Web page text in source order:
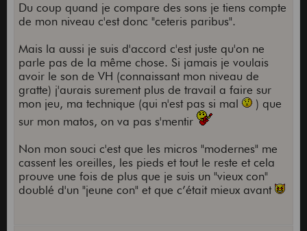
Du coup quand je compare des sons je tiens compte
de mon niveau c'est donc "ceteris paribus".
Mais la aussi je suis d'accord c'est juste qu'on ne
parle pas de la même chose. Si jamais je voulais
avoir le son de VH (connaissant mon niveau de
gratte) j'aurais surement plus de travail a faire sur
mon jeu, ma technique (qui n'est pas si mal
) que
sur mon matos, on va pas s'mentir
Non mon souci c'est que les micros "modernes" me
cassent les oreilles, les pieds et tout le reste et cela
prouve une fois de plus que je suis un "vieux con"
doublé d'un "jeune con" et que c’était mieux avant